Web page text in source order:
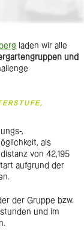
laden wir alle
und
,
als
von 42,195
aufgrund der
der Gruppe bzw.
und im